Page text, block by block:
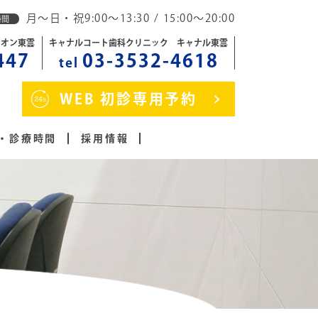
月～日・祝9:00～13:30 / 15:00～20:00
ン東雲 キャナルコート歯科クリニック キャナル東雲
tel 03-3532-4618
WEB 初診専用予約
診療時間 採用情報